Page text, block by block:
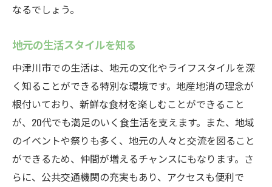
なるでしょう。
地元の生活スタイルを知る
中津川市での生活は、地元の文化やライフスタイルを深
く知ることができる特別な環境です。地産地消の理念が
根付いており、新鮮な食材を楽しむことができること
が、20代でも満足のいく食生活を支えます。また、地域
のイベントや祭りも多く、地元の人々と交流を図ること
ができるため、仲間が増えるチャンスにもなります。さ
らに、公共交通機関の充実もあり、アクセスも便利で